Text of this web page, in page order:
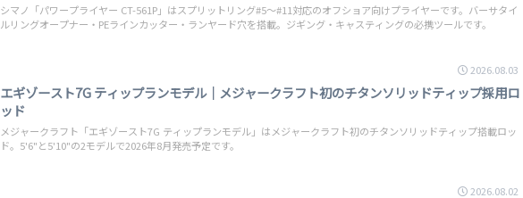
シマノ「パワープライヤー CT-561P」はスプリットリング#5〜#11対応のオフショア向けプライヤーです。バーサタイ
ルリングオープナー・PEラインカッター・ランヤード穴を搭載。ジギング・キャスティングの必携ツールです。
2026.08.03
エギゾースト7G ティップランモデル｜メジャークラフト初のチタンソリッドティップ採用ロ
ッド
メジャークラフト「エギゾースト7G ティップランモデル」はメジャークラフト初のチタンソリッドティップ搭載ロッ
ド。5'6"と5'10"の2モデルで2026年8月発売予定です。
2026.08.02